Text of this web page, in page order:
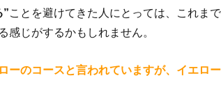
”ことを避けてきた人にとっては、これま
感じがするかもしれません。
ーのコースと言われていますが、イエロ